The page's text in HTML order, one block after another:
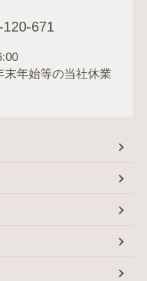
120-671
末年始等の当社休業